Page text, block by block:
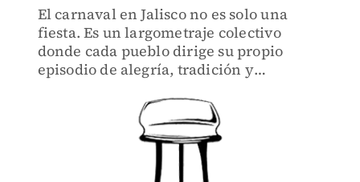
El carnaval en Jalisco no es solo una
fiesta. Es un largometraje colectivo
donde cada pueblo dirige su propio
episodio de alegría, tradición y